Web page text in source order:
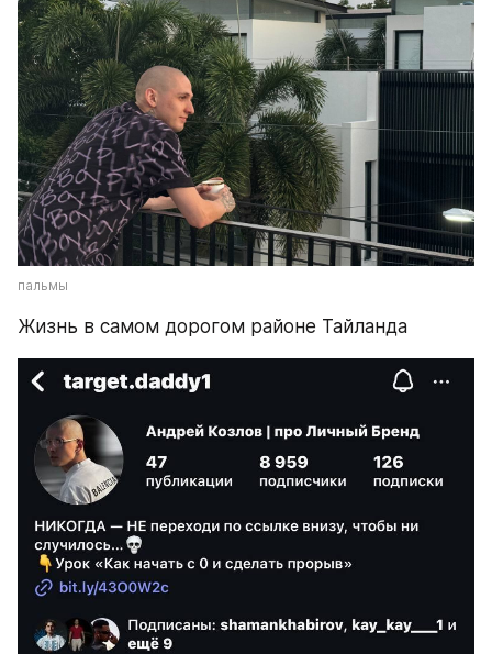
пальмы
Жизнь в самом дорогом районе Тайланда